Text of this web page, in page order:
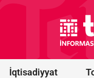
İqtisadiyyat
Vens
ABŞ-